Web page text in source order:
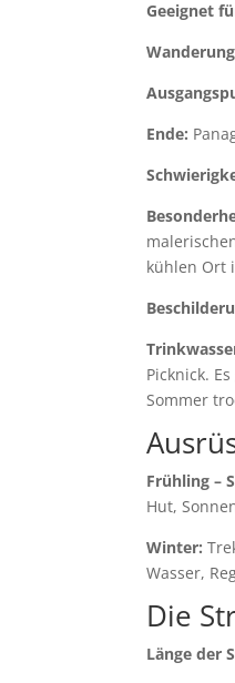
Geeignet
Ende:
kühlen Ort
Picknick.
Sommer
Frühling –
Hut,
Winter:
Wasser,
Die
Länge der